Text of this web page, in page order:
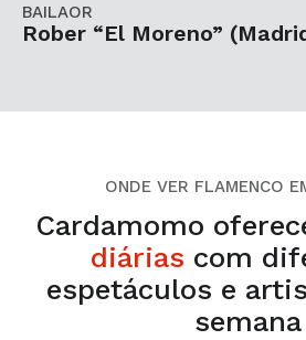
BAILAOR
Rober “El Moreno”
ONDE VER FLAMENCO
Cardamomo
diárias com
espetáculos e
semana